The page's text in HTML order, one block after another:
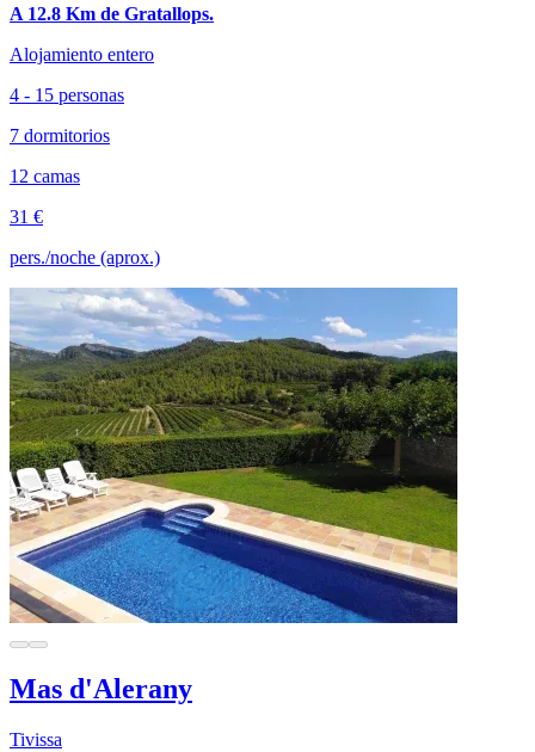
A 12.8 Km de Gratallops.
Alojamiento entero
4 - 15 personas
7 dormitorios
12 camas
31 €
pers./noche (aprox.)
Mas d'Alerany
Tivissa